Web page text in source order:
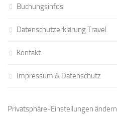
Buchungsinfos
Datenschutzerklärung Travel
Kontakt
Impressum & Datenschutz
Privatsphäre-Einstellungen ändern